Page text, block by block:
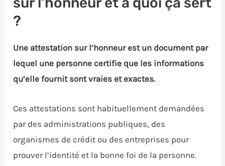
?
Une attestation sur l’honneur est un document par
lequel une personne certifie que les informations
qu’elle fournit sont vraies et exactes.
Ces attestations sont habituellement demandées
par des administrations publiques, des
organismes de crédit ou des entreprises pour
prouver l’identité et la bonne foi de la personne.